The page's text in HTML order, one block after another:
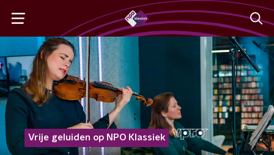
Vrije geluiden op NPO Klassiek